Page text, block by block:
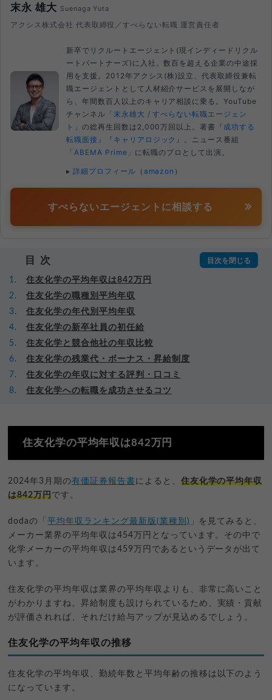
末永 雄大 Suenaga Yuta
アクシス株式会社 代表取締役／すべらない転職 運営責任者
新卒でリクルートエージェント(現インディードリクル
ートパートナーズ)に入社。数百を超える企業の中途採
用を支援。2012年アクシス(株)設立、代表取締役兼転
職エージェントとして人材紹介サービスを展開しなが
ら、年間数百人以上のキャリア相談に乗る。YouTube
チャンネル 「末永雄大 / すべらない転職エージェン
ト」 の総再生回数は2,000万回以上。著書 『成功する
転職面接』
『キャリアロジック』
。ニュース番組
「ABEMA Prime」 に転職のプロとして出演。
▸ 詳細プロフィール （ amazon ）
すべらないエージェントに相談する
目次
住友化学の平均年収は842万円
住友化学の職種別平均年収
住友化学の年代別平均年収
住友化学の新卒社員の初任給
住友化学と競合他社の年収比較
住友化学の残業代・ボーナス・昇給制度
住友化学の年収に対する評判・口コミ
住友化学への転職を成功させるコツ
住友化学の平均年収は842万円
2024年3月期の有価証券報告書によると、 住友化学の平均年収
は842万円です。
dodaの「平均年収ランキング最新版(業種別) 」を見てみると、
メーカー業界の平均年収は454万円となっています。その中で
化学メーカーの平均年収は459万円であるというデータが出て
います。
住友化学の平均年収は業界の平均年収よりも、非常に高いこと
がわかりますね。昇給制度も設けられているため、実績・貢献
が評価されれば、それだけ給与アップが見込めるでしょう。
住友化学の平均年収の推移
住友化学の平均年収、勤続年数と平均年齢の推移は以下のよう
になっています。